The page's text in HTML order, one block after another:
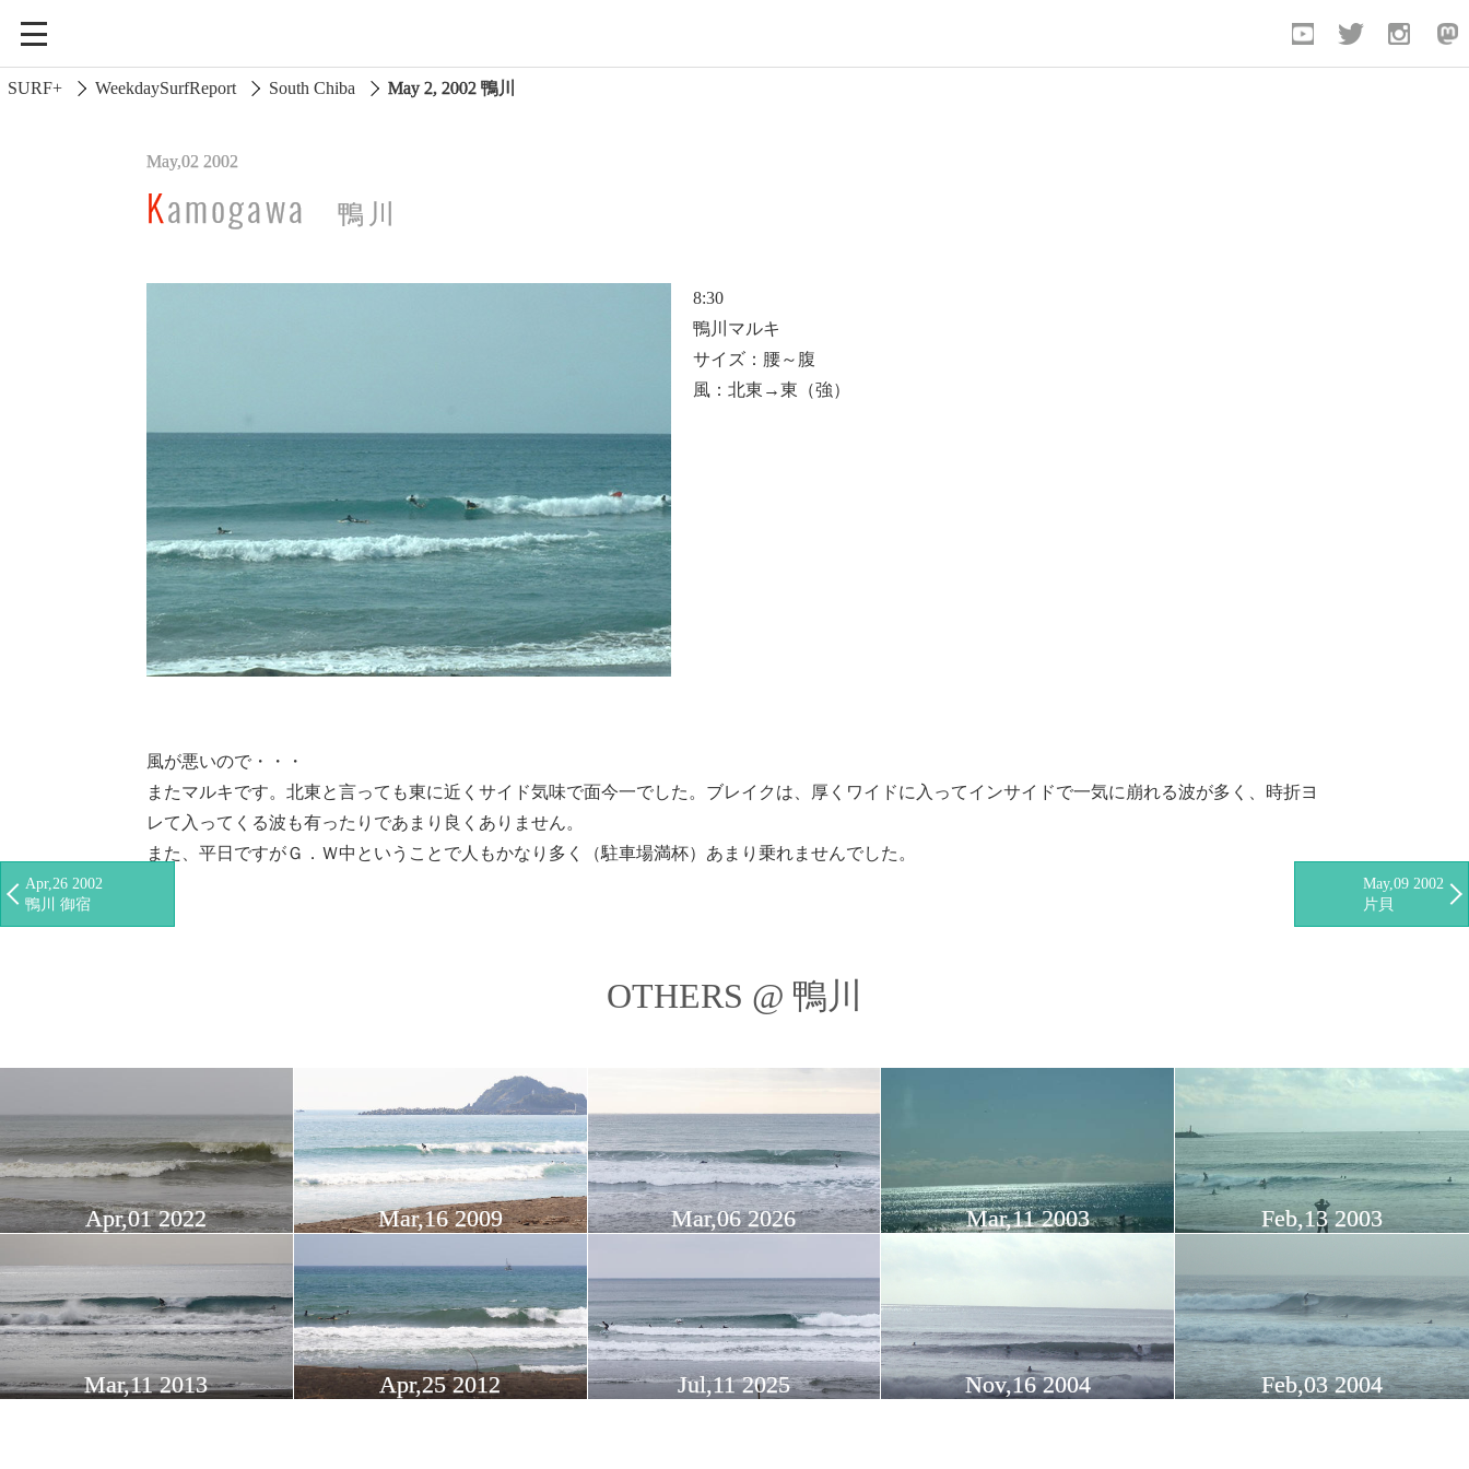
South Ibaraki
North Chiba
South Chiba
Monthly Archive
SURF+ WeekdaySurfReport South Chiba May 2, 2002 鴨川
May,02 2002
Kamogawa 鴨川
8:30
鴨川マルキ
サイズ：腰～腹
風：北東→東（強）
風が悪いので・・・
またマルキです。北東と言っても東に近くサイド気味で面今一でした。ブレイクは、厚くワイドに入ってインサイドで一気に崩れる波が多く、時折ヨ
レて入ってくる波も有ったりであまり良くありません。
また、平日ですがＧ．Ｗ中ということで人もかなり多く（駐車場満杯）あまり乗れませんでした。
OTHERS @ 鴨川
Apr,01 2022 Mar,16 2009 Mar,06 2026 Mar,11 2003 Feb,13 2003
Mar,11 2013 Apr,25 2012 Jul,11 2025 Nov,16 2004 Feb,03 2004
Apr,26 2002
鴨川 御宿
May,09 2002
片貝